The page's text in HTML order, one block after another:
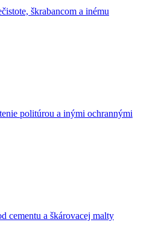
škrabancom a inému
politúrou a inými ochrannými
cementu a škárovacej malty